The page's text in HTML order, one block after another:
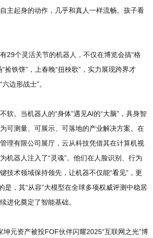
主起身的动作，几乎和真人一样流畅。孩子看
29个灵活关节的机器人，不仅在博览会搞“格
捡铁饼”，上春晚“扭秧歌”，实力展现跨界才
边形战士”。
软。当机器人的“身体”遇见AI的“大脑”，具身智
可测量、可展示、可落地的产业解决方案。在
理有限公司展厅，云从科技凭借其在计算机视
机器人注入了“灵魂”。他们在人脸识别、行为
技术领域保持领先，让机器不仅能“看见”，更
是，其“从容”大模型在全球多项权威评测中稳居
进化奠定了智能基础。